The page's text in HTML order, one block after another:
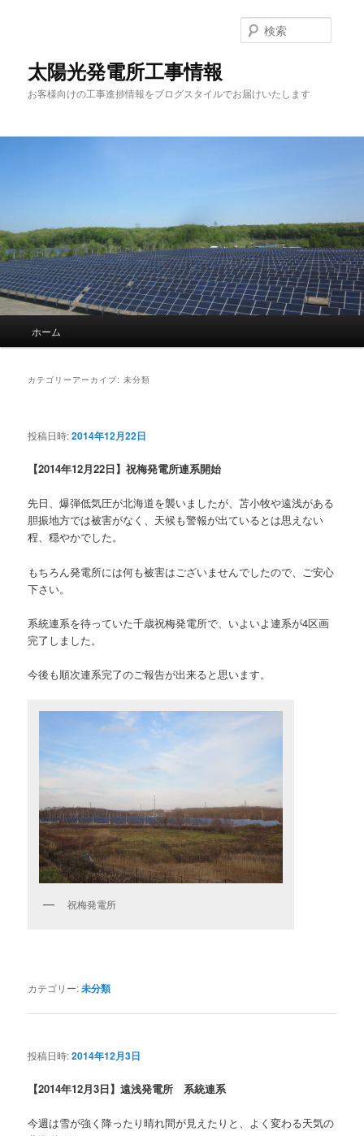
太陽光発電所工事情報
お客様向けの工事進捗情報をブログスタイルでお届けいたします
メインコンテンツへ移動
サブコンテンツへ移動
ホーム
カテゴリーアーカイブ:未分類
投稿日時:2014年12月22日
【2014年12月22日】祝梅発電所連系開始
先日、爆弾低気圧が北海道を襲いましたが、苫小牧や遠浅がある
胆振地方では被害がなく、天候も警報が出ているとは思えない
程、穏やかでした。
もちろん発電所には何も被害はございませんでしたので、ご安心
下さい。
系統連系を待っていた千歳祝梅発電所で、いよいよ連系が4区画
完了しました。
今後も順次連系完了のご報告が出来ると思います。
祝梅発電所
カテゴリー:未分類
投稿日時:2014年12月3日
【2014年12月3日】遠浅発電所 系統連系
今週は雪が強く降ったり晴れ間が見えたりと、よく変わる天気の